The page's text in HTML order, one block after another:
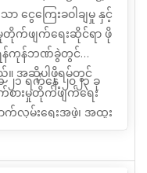
ာ ငွေကြေးခဝါချမှု နှင့်
တိုက်ဖျက်ရေးဆိုင်ရာ ဖို
ရန်ကုန်ဘဏ်ခွဲတွင်
ည်။ အဆိုပါဖိုရမ်တွင်
ားမှုတိုက်ဖျက်ရေး
ာက်လှမ်းရေးအဖွဲ့၊ အထူး
အစိုးရဌာနများနှင့်
၂၁ ရက်နေ့ ၂၀၂၃ ခု